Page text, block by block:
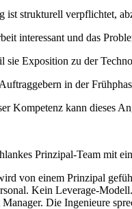
ist strukturell verpflichtet,
interessant und das
sie Exposition zu der
in der
Kompetenz kann dieses
Prinzipal-Team mit
von einem Prinzipal
Kein Leverage-Modell.
Die Ingenieure